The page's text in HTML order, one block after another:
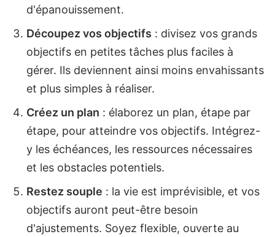
d'épanouissement.
Découpez vos objectifs : divisez vos grands
objectifs en petites tâches plus faciles à
gérer. Ils deviennent ainsi moins envahissants
et plus simples à réaliser.
Créez un plan : élaborez un plan, étape par
étape, pour atteindre vos objectifs. Intégrez-
y les échéances, les ressources nécessaires
et les obstacles potentiels.
Restez souple : la vie est imprévisible, et vos
objectifs auront peut-être besoin
d'ajustements. Soyez flexible, ouverte au